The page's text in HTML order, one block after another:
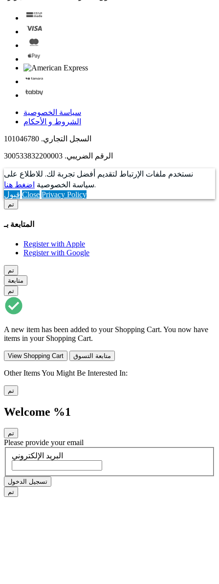
سياسة الخصوصية
الشروط و الأحكام
السجل التجاري. 101046780
الرقم الضريبي. 300533832200003
نستخدم ملفات الإرتباط لتقديم أفضل تجربة لك. للاطلاع على
سياسة الخصوصية اضغط هنا .
قبول Close Privacy Policy
تم
المتابعة بـ
Register with Apple
Register with Google
تم
متابعة
تم
A new item has been added to your Shopping Cart. You now have
items in your Shopping Cart.
View Shopping Cart متابعة التسوق
Other Items You Might Be Interested In:
تم
Welcome %1
تم
Please provide your email
البريد الإلكتروني
تسجيل الدخول
تم